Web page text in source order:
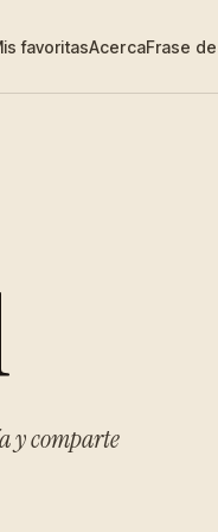
favoritasAcercaFrase
y comparte